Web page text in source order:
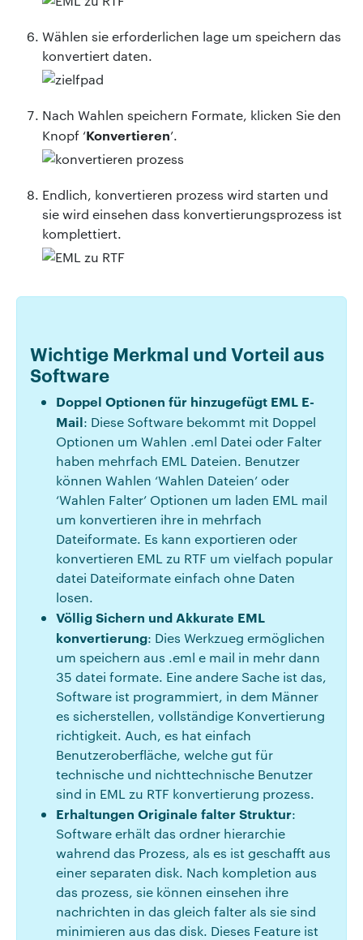
Wählen sie erforderlichen lage um speichern das
konvertiert daten.
Nach Wahlen speichern Formate, klicken Sie den
Knopf ‘Konvertieren’.
Endlich, konvertieren prozess wird starten und
sie wird einsehen dass konvertierungsprozess ist
komplettiert.
Wichtige Merkmal und Vorteil aus
Software
Doppel Optionen für hinzugefügt EML E-
Mail: Diese Software bekommt mit Doppel
Optionen um Wahlen .eml Datei oder Falter
haben mehrfach EML Dateien. Benutzer
können Wahlen ‘Wahlen Dateien’ oder
‘Wahlen Falter’ Optionen um laden EML mail
um konvertieren ihre in mehrfach
Dateiformate. Es kann exportieren oder
konvertieren EML zu RTF um vielfach popular
datei Dateiformate einfach ohne Daten
losen.
Völlig Sichern und Akkurate EML
konvertierung: Dies Werkzueg ermöglichen
um speichern aus .eml e mail in mehr dann
35 datei formate. Eine andere Sache ist das,
Software ist programmiert, in dem Männer
es sicherstellen, vollständige Konvertierung
richtigkeit. Auch, es hat einfach
Benutzeroberfläche, welche gut für
technische und nichttechnische Benutzer
sind in EML zu RTF konvertierung prozess.
Erhaltungen Originale falter Struktur:
Software erhält das ordner hierarchie
wahrend das Prozess, als es ist geschafft aus
einer separaten disk. Nach kompletion aus
das prozess, sie können einsehen ihre
nachrichten in das gleich falter als sie sind
minimieren aus das disk. Dieses Feature ist